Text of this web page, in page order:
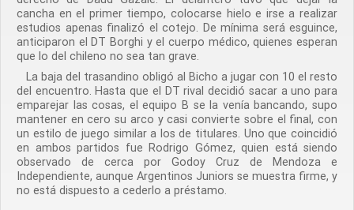
cancha en el primer tiempo, colocarse hielo e irse a realizar
estudios apenas finalizó el cotejo. De mínima será esguince,
anticiparon el DT Borghi y el cuerpo médico, quienes esperan
que lo del chileno no sea tan grave.
La baja del trasandino obligó al Bicho a jugar con 10 el resto
del encuentro. Hasta que el DT rival decidió sacar a uno para
emparejar las cosas, el equipo B se la venía bancando, supo
mantener en cero su arco y casi convierte sobre el final, con
un estilo de juego similar a los de titulares. Uno que coincidió
en ambos partidos fue Rodrigo Gómez, quien está siendo
observado de cerca por Godoy Cruz de Mendoza e
Independiente, aunque Argentinos Juniors se muestra firme, y
no está dispuesto a cederlo a préstamo.